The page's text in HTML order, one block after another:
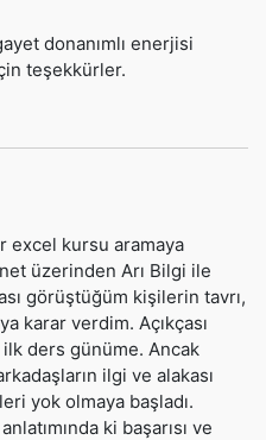
donanımlı enerjisi
teşekkürler.
excel kursu aramaya
üzerinden Arı Bilgi ile
görüştüğüm kişilerin tavrı,
karar verdim. Açıkçası
ders günüme. Ancak
ilgi ve alakası
yok olmaya başladı.
ki başarısı ve